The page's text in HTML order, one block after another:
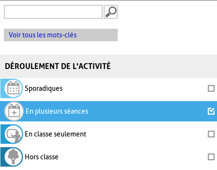
Voir tous les mots-clés
DÉROULEMENT DE L'ACTIVITÉ
Sporadiques
En plusieurs séances
En classe seulement
Hors classe